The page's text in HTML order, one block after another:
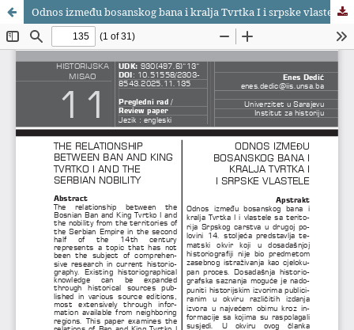
Odnos između bosanskog bana i kralja Tvrtka I i srpske vlastele